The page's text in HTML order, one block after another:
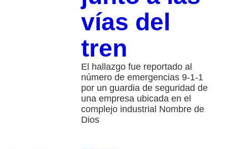
vías del
tren
El hallazgo fue reportado al
número de emergencias 9-1-1
por un guardia de seguridad de
una empresa ubicada en el
complejo industrial Nombre de
Dios